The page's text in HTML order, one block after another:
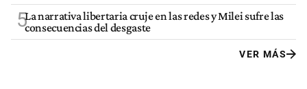
5La narrativa libertaria cruje en las redes y Milei sufre las
consecuencias del desgaste
VER MÁS